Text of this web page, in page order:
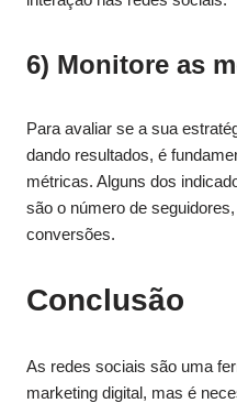
6) Monitore as
Para avaliar se a sua
dando resultados, é
métricas. Alguns dos
são o número de
conversões.
Conclusão
As redes sociais são uma
marketing digital, mas é